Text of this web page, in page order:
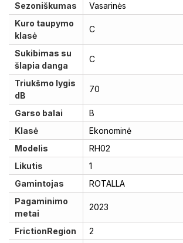
Sezoniškumas
Vasarinės
Kuro taupymo
klasė
C
Sukibimas su
šlapia danga
C
Triukšmo lygis
dB
70
Garso balai
B
Klasė
Ekonominė
Modelis
RH02
Likutis
1
Gamintojas
ROTALLA
Pagaminimo
metai
2023
FrictionRegion
2